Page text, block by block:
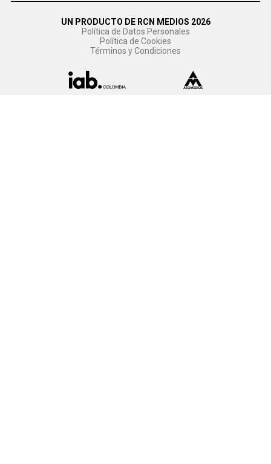
UN PRODUCTO DE RCN MEDIOS 2026
Política de Datos Personales
Política de Cookies
Términos y Condiciones